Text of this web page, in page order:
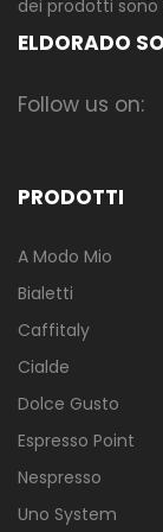
dei prodotti
ELDORADO
Follow us on:
PRODOTTI
A Modo Mio
Bialetti
Caffitaly
Cialde
Dolce Gusto
Espresso Point
Nespresso
Uno System